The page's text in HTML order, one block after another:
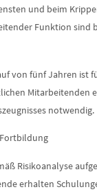
und beim
Funktion sind
von fünf Jahren ist
Mitarbeitenden
notwendig.
Risikoanalyse
erhalten